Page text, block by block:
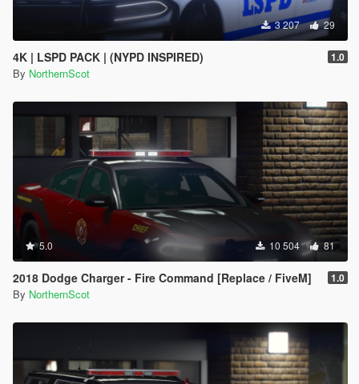
3 207 29
4K | LSPD PACK | (NYPD INSPIRED) 1.0
By NorthernScot
5.0 10 504 81
2018 Dodge Charger - Fire Command [Replace / FiveM] 1.0
By NorthernScot